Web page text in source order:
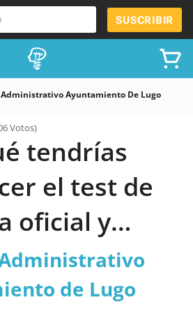
SUSCRIBIR
Administrativo Ayuntamiento De Lugo
Votos)
tendrías
el test de
oficial y
de
de Lugo